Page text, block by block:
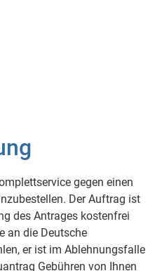
gegen einen
Der Auftrag ist
des Antrages kostenfrei
an die Deutsche
er ist im Ablehnungsfalle
Gebühren von Ihnen